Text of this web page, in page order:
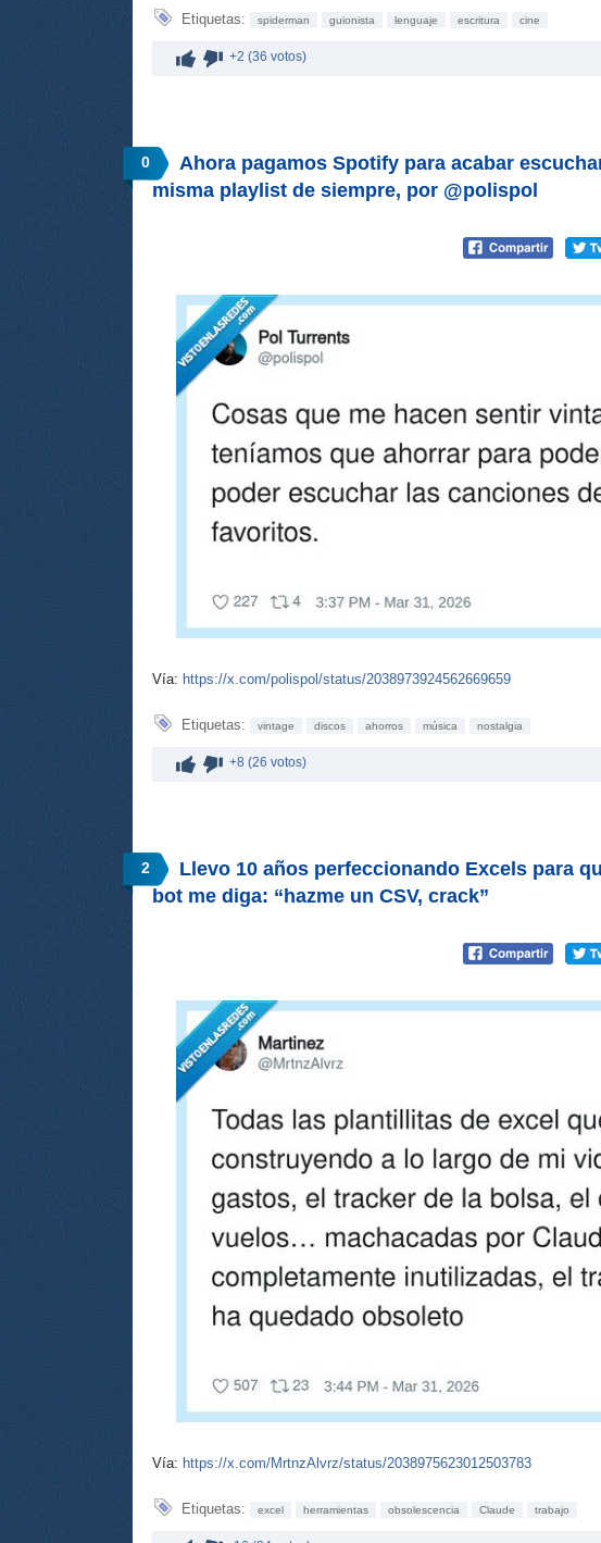
Etiquetas: spiderman guionista lenguaje escritura cine
+2 (36 votos)
0
Ahora pagamos Spotify para acabar
misma playlist de siempre, por @polispol
Vía: https://x.com/polispol/status/2038973924562669659
Etiquetas: vintage discos ahorros música nostalgia
+8 (26 votos)
2
Llevo 10 años perfeccionando Excels para
bot me diga: “hazme un CSV, crack”
Vía: https://x.com/MrtnzAlvrz/status/2038975623012503783
Etiquetas: excel herramientas obsolescencia Claude trabajo